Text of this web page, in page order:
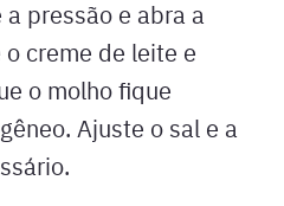
pressão e abra a
creme de leite e
o molho fique
Ajuste o sal e a